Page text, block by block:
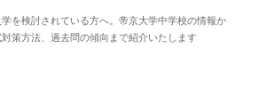
2025.03.02
を検討されている方へ。帝京大学中学校の情報か
策方法、過去問の傾向まで紹介いたします